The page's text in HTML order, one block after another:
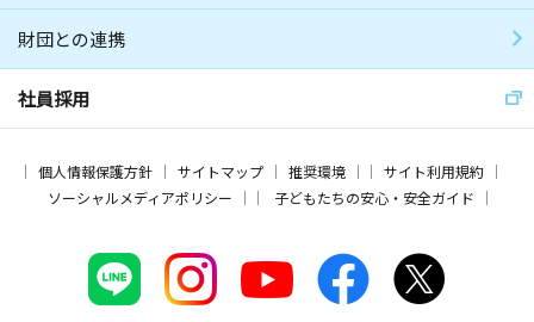
財団との連携
社員採用
個人情報保護方針 サイトマップ 推奨環境
サイト利用規約
ソーシャルメディアポリシー
子どもたちの安心・安全ガイド